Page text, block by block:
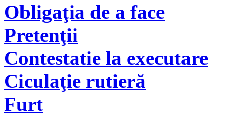
Obligaţia de a face
Pretenţii
Contestatie la executare
Ciculaţie rutieră
Furt